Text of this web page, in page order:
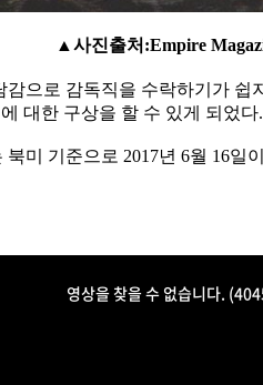
▲사진출처:Empire
으로 감독직을 수락하기가
대한 구상을 할 수 있게 되었
미 기준으로 2017년 6월 16